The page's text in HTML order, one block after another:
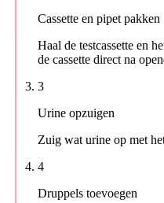
Cassette en pipet pakken
Haal de testcassette en
de cassette direct na
3
Urine opzuigen
Zuig wat urine op met
4
Druppels toevoegen